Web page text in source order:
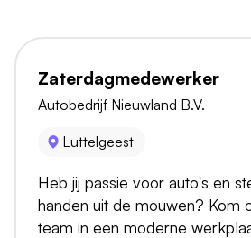
Zaterdagmedewerker
Autobedrijf Nieuwland B.V.
Luttelgeest
Heb jij passie voor auto's en
handen uit de mouwen? Kom
team in een moderne